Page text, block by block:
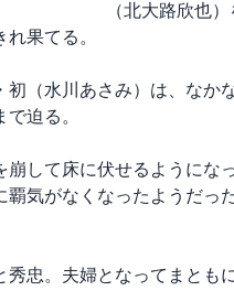
（北大路欣也
果てる。
（水川あさみ）は、なか
迫る。
して床に伏せるようにな
気がなくなったようだっ
忠。夫婦となってまとも